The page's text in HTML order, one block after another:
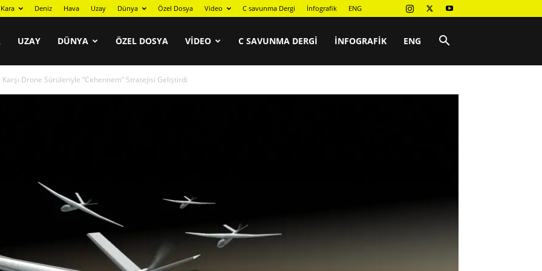
Kara Deniz Hava Uzay Dünya Özel Dosya Video C savunma Dergi İnfografik ENG
UZAY DÜNYA ÖZEL DOSYA VIDEO C SAVUNMA DERGI İNFOGRAFIK ENG
Karşı Drone Sürüleriyle “Cehennem” Stratejisi Geliştirdi